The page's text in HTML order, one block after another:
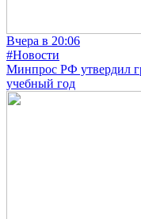
Вчера в 20:06
#Новости
Минпрос РФ утвердил
учебный год